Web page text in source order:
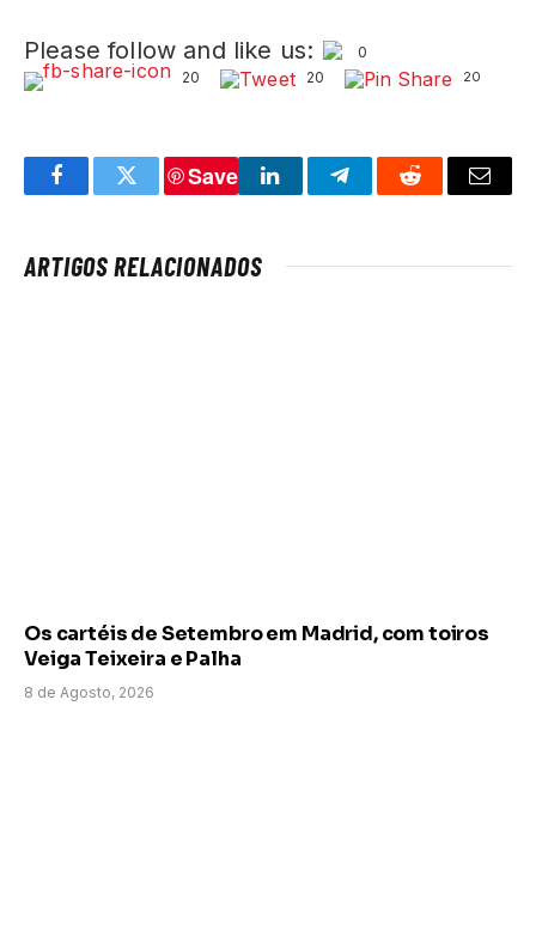
Please follow and like us:
0
20
20 20
FacebookTwitter
Save
LinkedInTelegramReddit Email
ARTIGOS RELACIONADOS
Os cartéis de Setembro em Madrid, com toiros
Veiga Teixeira e Palha
8 de Agosto, 2026